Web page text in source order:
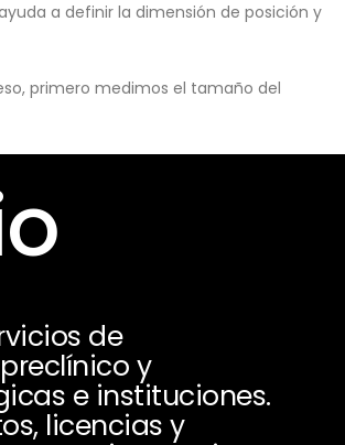
a definir la dimensión de posición y
primero medimos el tamaño del
de
y
e instituciones.
licencias y